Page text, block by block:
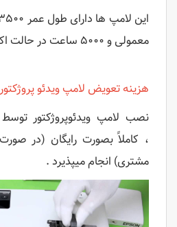
معمولی و ۵۰۰۰ ساعت در حالت اکو می باشند .
هزینه تعویض لامپ ویدئو
نصب لامپ ویدئوپروژکتور
، کاملاً بصورت رایگان (در
مشتری) انجام میپذیرد .